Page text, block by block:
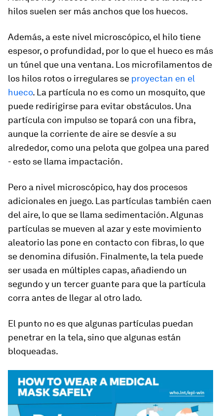
hilos suelen ser más anchos que los huecos.
Además, a este nivel microscópico, el hilo tiene
espesor, o profundidad, por lo que el hueco es más
un túnel que una ventana. Los microfilamentos de
los hilos rotos o irregulares se proyectan en el
hueco. La partícula no es como un mosquito, que
puede redirigirse para evitar obstáculos. Una
partícula con impulso se topará con una fibra,
aunque la corriente de aire se desvíe a su
alrededor, como una pelota que golpea una pared
- esto se llama impactación.
Pero a nivel microscópico, hay dos procesos
adicionales en juego. Las partículas también caen
del aire, lo que se llama sedimentación. Algunas
partículas se mueven al azar y este movimiento
aleatorio las pone en contacto con fibras, lo que
se denomina difusión. Finalmente, la tela puede
ser usada en múltiples capas, añadiendo un
segundo y un tercer guante para que la partícula
corra antes de llegar al otro lado.
El punto no es que algunas partículas puedan
penetrar en la tela, sino que algunas están
bloqueadas.